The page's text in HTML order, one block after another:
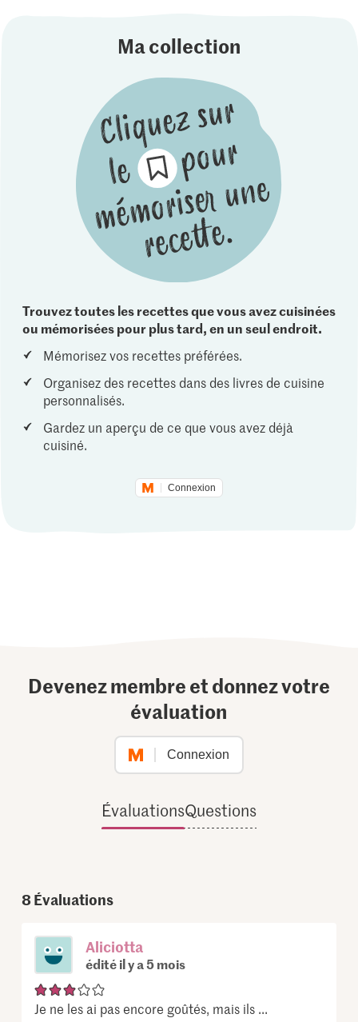
Ma collection
Trouvez toutes les recettes que vous avez cuisinées
ou mémorisées pour plus tard, en un seul endroit.
Mémorisez vos recettes préférées.
Organisez des recettes dans des livres de cuisine
personnalisés.
Gardez un aperçu de ce que vous avez déjà
cuisiné.
Connexion
Devenez membre et donnez votre
évaluation
Connexion
ÉvaluationsQuestions
8Évaluations
Aliciotta
édité il y a 5 mois
Je ne les ai pas encore goûtés, mais ils ...